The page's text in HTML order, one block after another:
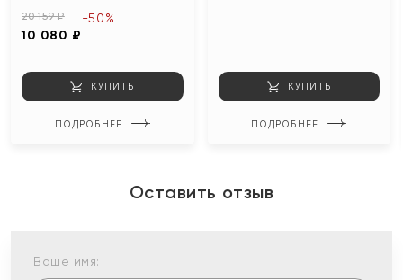
20 159 ₽
10 080 ₽
-50%
КУПИТЬ
ПОДРОБНЕЕ
КУПИТЬ
ПОДРОБНЕЕ
Оставить отзыв
Ваше имя: